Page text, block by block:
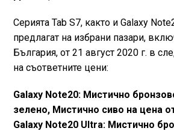
Серията Tab S7, както и Galaxy
предлагат на избрани пазари,
България, от 21 август 2020 г. в
на съответните цени:
Galaxy Note20: Мистично
зелено, Мистично сиво на цена
Galaxy Note20 Ultra: Мистично